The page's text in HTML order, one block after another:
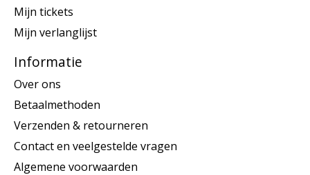
Mijn tickets
Mijn verlanglijst
Informatie
Over ons
Betaalmethoden
Verzenden & retourneren
Contact en veelgestelde vragen
Algemene voorwaarden